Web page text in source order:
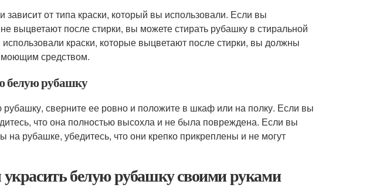
от типа краски, который вы использовали. Если вы
выцветают после стирки, вы можете стирать рубашку в стиральной
краски, которые выцветают после стирки, вы должны
моющим средством.
белую рубашку
сверните ее ровно и положите в шкаф или на полку. Если вы
что она полностью высохла и не была повреждена. Если вы
на рубашке, убедитесь, что они крепко прикреплены и не могут
белую рубашку своими руками